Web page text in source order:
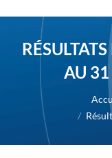
AU
Vous êtes ici :